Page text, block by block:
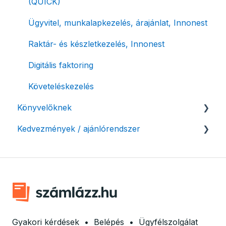
Adózási támogatás egyéni vállalkozásoknak
Ügyvitel, munkalapkezelés, árajánlat, Innonest
Raktár- és készletkezelés, Innonest
Digitális faktoring
Követeléskezelés
Könyvelőknek
Listák / adatexport
Könyvelői hozzáférés
Kedvezmények / ajánlórendszer
Ingyenes csomag alapítványoknak
Gyakori kérdések • Belépés • Ügyfélszolgálat